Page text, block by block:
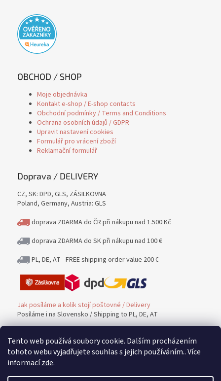
Tento web používá soubory cookie. Dalším procházením
tohoto webu vyjadřujete souhlas s jejich používáním.. Více
informacízde.
OBCHOD / SHOP
Moje objednávka
Kontakt e-shop / E-shop contacts
Obchodní podmínky / Terms and Conditions
Ochrana osobních údajů / GDPR
Upravit nastavení cookies
Formulář pro vrácení zboží
Reklamační formulář
Doprava / DELIVERY
CZ, SK: DPD, GLS, ZÁSILKOVNA
Poland, Germany, Austria: GLS
doprava ZDARMA do ČR při nákupu nad 1.500 Kč
doprava ZDARMA do SK při nákupu nad 100 €
PL, DE, AT - FREE shipping order value 200 €
Jak posíláme a kolik stojí poštovné / Delivery
Posíláme i na Slovensko / Shipping to PL, DE, AT
Platba / PAYMENT